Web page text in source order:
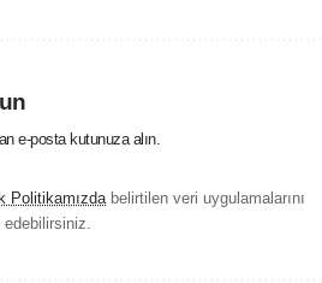
e-posta kutunuza alın.
Politikamızdabelirtilen veri uygulamalarını